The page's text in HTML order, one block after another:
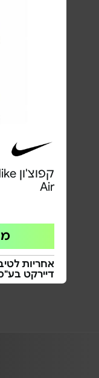
Air
אחריות
דיירקט